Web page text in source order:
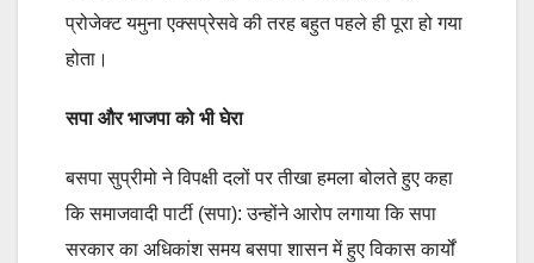
प्रोजेक्ट यमुना एक्सप्रेसवे की तरह बहुत पहले ही पूरा हो गया
होता।
सपा और भाजपा को भी घेरा
बसपा सुप्रीमो ने विपक्षी दलों पर तीखा हमला बोलते हुए कहा
कि समाजवादी पार्टी (सपा): उन्होंने आरोप लगाया कि सपा
सरकार का अधिकांश समय बसपा शासन में हुए विकास कार्यों